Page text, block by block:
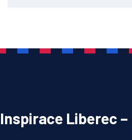
Inspirace Liberec